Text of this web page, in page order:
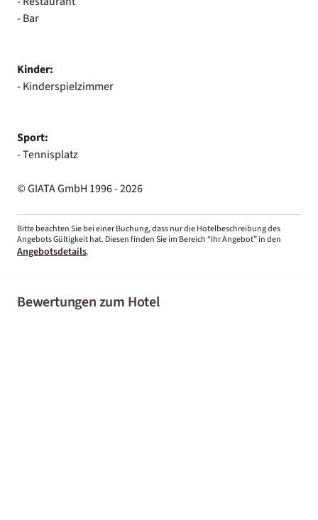
- Bar
Kinder:
- Kinderspielzimmer
Sport:
- Tennisplatz
© GIATA GmbH 1996 - 2026
Bitte beachten Sie bei einer Buchung, dass nur die Hotelbeschreibung des
Angebots Gültigkeit hat. Diesen finden Sie im Bereich “Ihr Angebot” in den
Angebotsdetails.
Bewertungen zum Hotel